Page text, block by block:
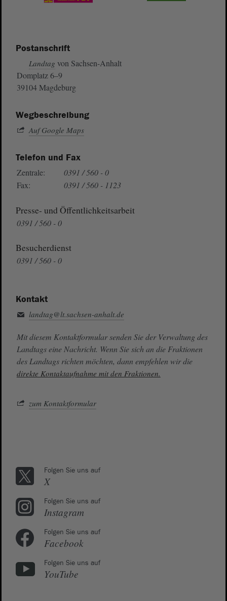
Postanschrift
Landtag von Sachsen-Anhalt
Domplatz 6–9
39104 Magdeburg
Wegbeschreibung
Auf Google Maps
Telefon und Fax
Zentrale:
0391 / 560 - 0
Fax:
0391 / 560 - 1123
Presse- und Öffentlichkeitsarbeit
0391 / 560 - 0
Besucherdienst
0391 / 560 - 0
Kontakt
landtag@lt.sachsen-anhalt.de
Mit diesem Kontaktformular senden Sie der Verwaltung des
Landtags eine Nachricht. Wenn Sie sich an die Fraktionen
des Landtags richten möchten, dann empfehlen wir die
direkte Kontaktaufnahme mit den Fraktionen.
zum Kontaktformular
Folgen Sie uns auf
X
Folgen Sie uns auf
Instagram
Folgen Sie uns auf
Facebook
Folgen Sie uns auf
YouTube